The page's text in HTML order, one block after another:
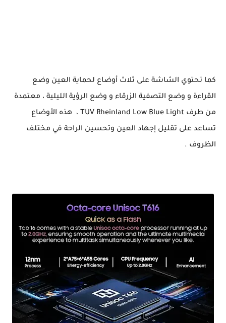
كما تحتوي الشاشة على ثلاث أوضاع لحماية العين وضع
القراءة و وضع التصفية الزرقاء و وضع الرؤية الليلية ، معتمدة
من طرف TUV Rheinland Low Blue Light ، هذه الأوضاع
تساعد على تقليل إجهاد العين وتحسين الراحة في مختلف
الظروف .